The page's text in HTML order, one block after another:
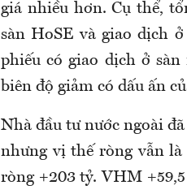
giá nhiều hơn. Cụ thể,
sàn HoSE và giao dịch
phiếu có giao dịch ở
biên độ giảm có dấu ấn
Nhà đầu tư nước ngoài
nhưng vị thế ròng vẫn
ròng +203 tỷ. VHM